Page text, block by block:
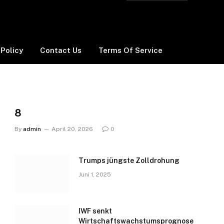
Contact Us Terms Of Service
8
By admin April 20, 2026 0
Trumps jüngste Zolldrohung
Juni 1, 2025
IWF senkt
Wirtschaftswachstumsprognose